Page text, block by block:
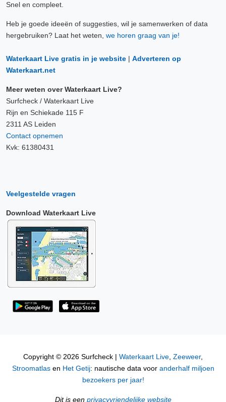
Snel en compleet.
Heb je goede ideeën of suggesties, wil je samenwerken of data
hergebruiken? Laat het weten, we horen graag van je!
Waterkaart Live gratis in je website | Adverteren op
Waterkaart.net
Meer weten over Waterkaart Live?
Surfcheck / Waterkaart Live
Rijn en Schiekade 115 F
2311 AS Leiden
Contact opnemen
Kvk: 61380431
Veelgestelde vragen
Download Waterkaart Live
Copyright © 2026 Surfcheck | Waterkaart Live, Zeeweer,
Stroomatlasen Het Getij: nautische data voor anderhalf miljoen
bezoekers per jaar!
Dit is een privacyvriendelijke website